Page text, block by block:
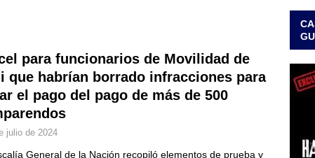
de un sastre colombiano reconocido en el mundo LO
Fiscalía amplía investigación por presunto lavado de activos y
vinculado al entramado empresarial
para la posesión presidencial: así será la investidura de Abelardo
para funcionarios de Movilidad de
que habrían borrado infracciones para
el pago del pago de más de 500
julio de 2024
General de la Nación recopiló elementos de prueba y